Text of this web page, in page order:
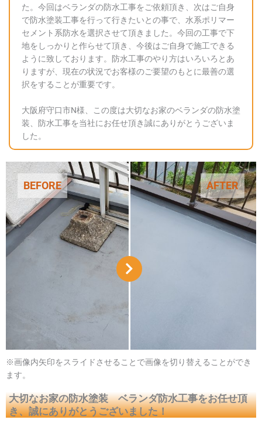
た。今回はベランダの防水工事をご依頼頂き、次はご自身
で防水塗装工事を行って行きたいとの事で、水系ポリマー
セメント系防水を選択させて頂きました。今回の工事で下
地をしっかりと作らせて頂き、今後はご自身で施工できる
ように致しております。防水工事のやり方はいろいろとあ
りますが、現在の状況でお客様のご要望のもとに最善の選
択をすることが重要です。
大阪府守口市N様、この度は大切なお家のベランダの防水塗
装、防水工事を当社にお任せ頂き誠にありがとうございま
した。
AFTER
BEFORE
※画像内矢印をスライドさせることで画像を切り替えることができ
ます。
大切なお家の防水塗装 ベランダ防水工事をお任せ頂
き、誠にありがとうございました！